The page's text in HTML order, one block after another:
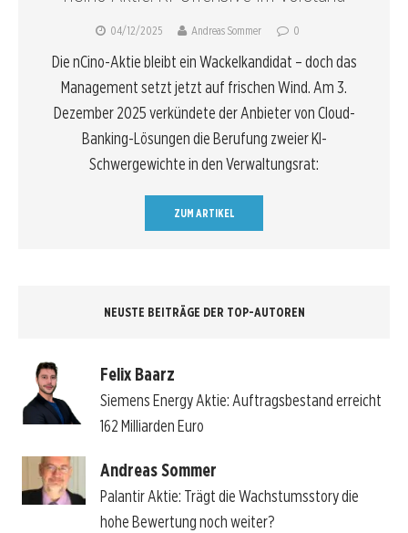
04/12/2025 Andreas Sommer 0
Die nCino-Aktie bleibt ein Wackelkandidat – doch das
Management setzt jetzt auf frischen Wind. Am 3.
Dezember 2025 verkündete der Anbieter von Cloud-
Banking-Lösungen die Berufung zweier KI-
Schwergewichte in den Verwaltungsrat:
ZUM ARTIKEL
NEUSTE BEITRÄGE DER TOP-AUTOREN
Felix Baarz
Siemens Energy Aktie: Auftragsbestand erreicht
162 Milliarden Euro
Andreas Sommer
Palantir Aktie: Trägt die Wachstumsstory die
hohe Bewertung noch weiter?